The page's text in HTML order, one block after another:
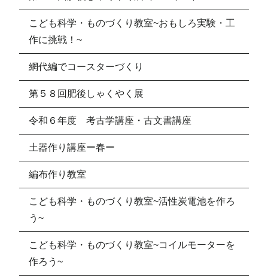
こども科学・ものづくり教室~おもしろ実験・工
作に挑戦！~
網代編でコースターづくり
第５８回肥後しゃくやく展
令和６年度 考古学講座・古文書講座
土器作り講座ー春ー
編布作り教室
こども科学・ものづくり教室~活性炭電池を作ろ
う~
こども科学・ものづくり教室~コイルモーターを
作ろう~